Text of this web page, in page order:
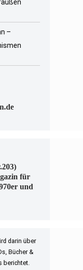
–
für
und
darin über
Bücher &
berichtet.